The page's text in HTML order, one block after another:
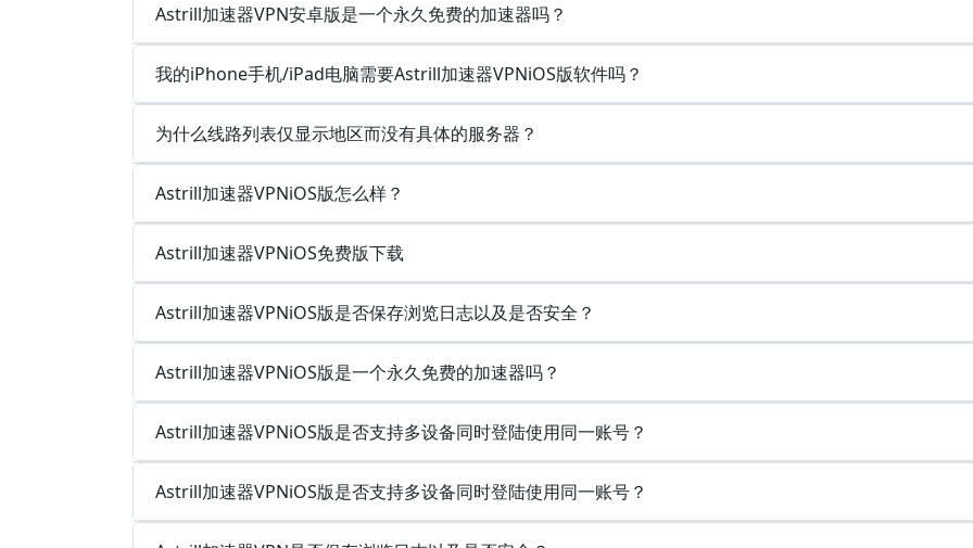
Astrill加速器VPN安卓版是一个永久免费的加速器吗？
我的iPhone手机/iPad电脑需要Astrill加速器VPNiOS版软件吗？
为什么线路列表仅显示地区而没有具体的服务器？
Astrill加速器VPNiOS版怎么样？
Astrill加速器VPNiOS免费版下载
Astrill加速器VPNiOS版是否保存浏览日志以及是否安全？
Astrill加速器VPNiOS版是一个永久免费的加速器吗？
Astrill加速器VPNiOS版是否支持多设备同时登陆使用同一账号？
Astrill加速器VPNiOS版是否支持多设备同时登陆使用同一账号？